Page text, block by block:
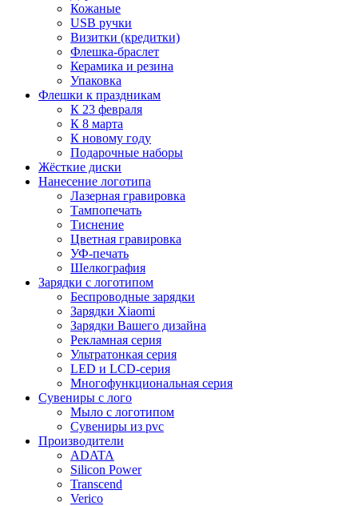
Кожаные
USB ручки
Визитки (кредитки)
Флешка-браслет
Керамика и резина
Упаковка
Флешки к праздникам
К 23 февраля
К 8 марта
К новому году
Подарочные наборы
Жёсткие диски
Нанесение логотипа
Лазерная гравировка
Тампопечать
Тиснение
Цветная гравировка
УФ-печать
Шелкография
Зарядки с логотипом
Беспроводные зарядки
Зарядки Xiaomi
Зарядки Вашего дизайна
Рекламная серия
Ультратонкая серия
LED и LCD-серия
Многофункциональная серия
Сувениры с лого
Мыло с логотипом
Сувениры из pvc
Производители
ADATA
Silicon Power
Transcend
Verico